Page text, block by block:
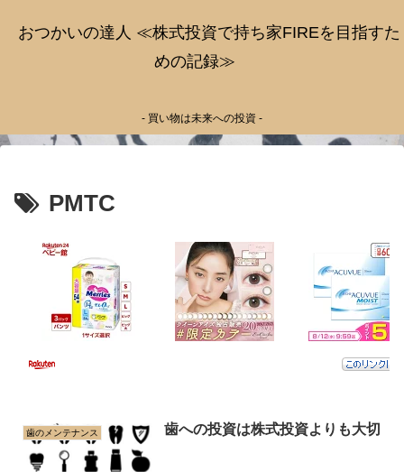
おつかいの達人 ≪株式投資で持ち家FIREを目指すた
めの記録≫
- 買い物は未来への投資 -
PMTC
歯のメンテナンス 歯への投資は株式投資よりも大切